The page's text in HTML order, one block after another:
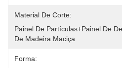
Material De Corte:
Painel De Partículas+painel De
De Madeira Maciça
Forma: